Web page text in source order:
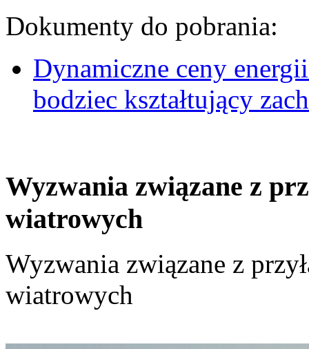
Dokumenty do pobrania:
Dynamiczne ceny
bodziec kształtujący
Wyzwania związane z
wiatrowych
Wyzwania związane z
wiatrowych